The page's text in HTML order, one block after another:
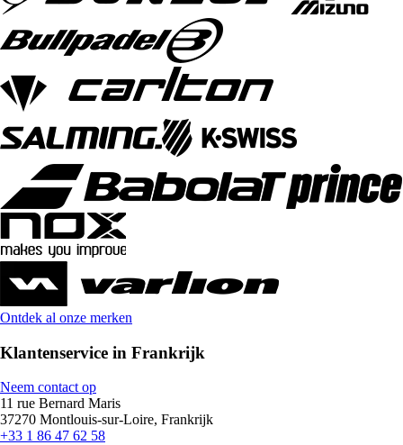
Ontdek al onze merken
Klantenservice in Frankrijk
Neem contact op
11 rue Bernard Maris
37270 Montlouis-sur-Loire, Frankrijk
+33 1 86 47 62 58